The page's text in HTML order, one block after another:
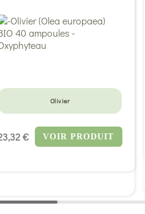
Olivier
€ VOIR PRODUIT